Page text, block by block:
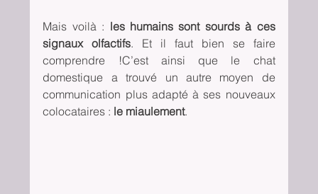
Mais voilà : les humains sont sourds à ces
signaux olfactifs. Et il faut bien se faire
comprendre !C’est ainsi que le chat
domestique a trouvé un autre moyen de
communication plus adapté à ses nouveaux
colocataires : le miaulement.